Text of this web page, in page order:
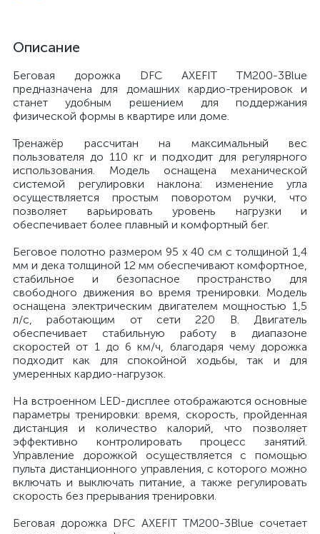
Описание
Беговая дорожка DFC AXEFIT TM200-3Blue
предназначена для домашних кардио-тренировок и
станет удобным решением для поддержания
физической формы в квартире или доме.
Тренажёр рассчитан на максимальный вес
пользователя до 110 кг и подходит для регулярного
использования. Модель оснащена механической
системой регулировки наклона: изменение угла
осуществляется простым поворотом ручки, что
позволяет варьировать уровень нагрузки и
обеспечивает более плавный и комфортный бег.
Беговое полотно размером 95 х 40 см с толщиной 1,4
мм и дека толщиной 12 мм обеспечивают комфортное,
стабильное и безопасное пространство для
свободного движения во время тренировки. Модель
оснащена электрическим двигателем мощностью 1,5
л/с, работающим от сети 220 В. Двигатель
обеспечивает стабильную работу в диапазоне
скоростей от 1 до 6 км/ч, благодаря чему дорожка
подходит как для спокойной ходьбы, так и для
умеренных кардио-нагрузок.
На встроенном LED-дисплее отображаются основные
параметры тренировки: время, скорость, пройденная
дистанция и количество калорий, что позволяет
эффективно контролировать процесс занятий.
Управление дорожкой осуществляется с помощью
пульта дистанционного управления, с которого можно
включать и выключать питание, а также регулировать
скорость без прерывания тренировки.
Беговая дорожка DFC AXEFIT TM200-3Blue сочетает